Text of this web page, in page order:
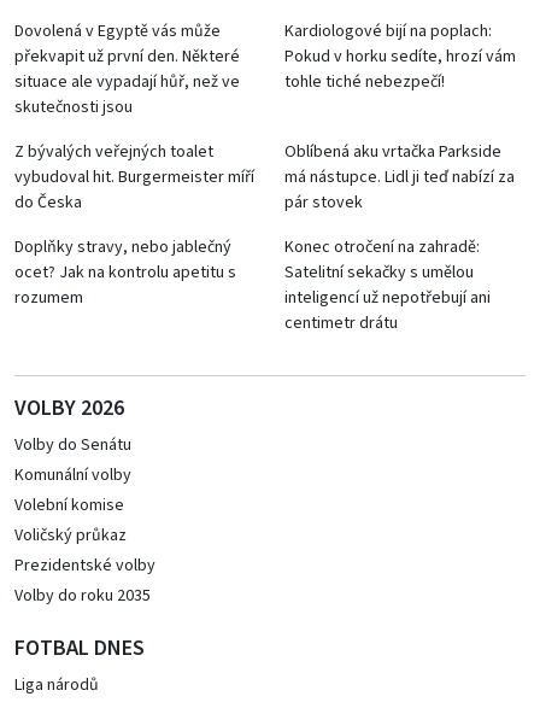
Dovolená v Egyptě vás může
překvapit už první den. Některé
situace ale vypadají hůř, než ve
skutečnosti jsou
Kardiologové bijí na poplach:
Pokud v horku sedíte, hrozí vám
tohle tiché nebezpečí!
Z bývalých veřejných toalet
vybudoval hit. Burgermeister míří
do Česka
Oblíbená aku vrtačka Parkside
má nástupce. Lidl ji teď nabízí za
pár stovek
Doplňky stravy, nebo jablečný
ocet? Jak na kontrolu apetitu s
rozumem
Konec otročení na zahradě:
Satelitní sekačky s umělou
inteligencí už nepotřebují ani
centimetr drátu
VOLBY 2026
Volby do Senátu
Komunální volby
Volební komise
Voličský průkaz
Prezidentské volby
Volby do roku 2035
FOTBAL DNES
Liga národů